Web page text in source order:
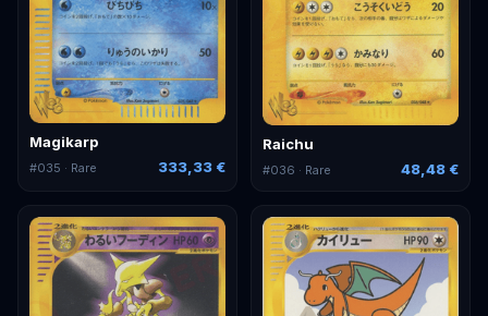
Magikarp
#035 · Rare 333,33 €
Raichu
#036 · Rare 48,48 €